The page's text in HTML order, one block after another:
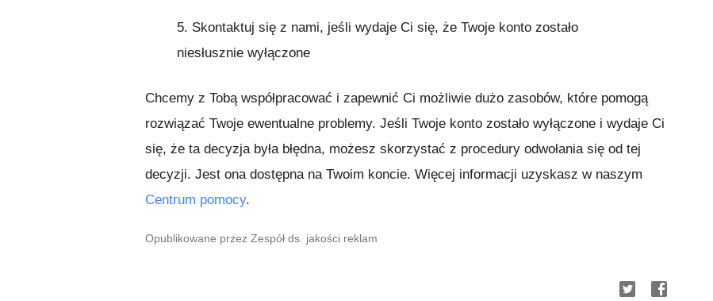
5. Skontaktuj się z nami, jeśli wydaje Ci się, że Twoje konto zostało
niesłusznie wyłączone
Chcemy z Tobą współpracować i zapewnić Ci możliwie dużo zasobów, które pomogą
rozwiązać Twoje ewentualne problemy. Jeśli Twoje konto zostało wyłączone i wydaje Ci
się, że ta decyzja była błędna, możesz skorzystać z procedury odwołania się od tej
decyzji. Jest ona dostępna na Twoim koncie. Więcej informacji uzyskasz w naszym
Centrum pomocy.
Opublikowane przez Zespół ds. jakości reklam